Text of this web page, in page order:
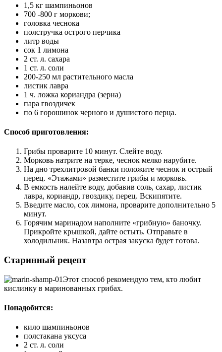
1,5 кг шампиньонов
700 -800 г моркови;
головка чеснока
полстручка острого перчика
литр воды
сок 1 лимона
2 ст. л. сахара
1 ст. л. соли
200-250 мл растительного масла
листик лавра
1 ч. ложка кориандра (зерна)
пара гвоздичек
по 6 горошинок черного и душистого перца.
Способ приготовления:
Грибы проварите 10 минут. Слейте воду.
Морковь натрите на терке, чеснок мелко нарубите.
На дно трехлитровой банки положите чеснок и острый
перец. «Этажами» разместите грибы и морковь.
В емкость налейте воду, добавив соль, сахар, листик
лавра, кориандр, гвоздику, перец. Вскипятите.
Введите масло, сок лимона, проварите дополнительно 5
минут.
Горячим маринадом наполните «грибную» баночку.
Прикройте крышкой, дайте остыть. Отправьте в
холодильник. Назавтра острая закуска будет готова.
Старинный рецепт
Этот способ рекомендую тем, кто любит
кислинку в маринованных грибах.
Понадобится:
кило шампиньонов
полстакана уксуса
2 ст. л. соли